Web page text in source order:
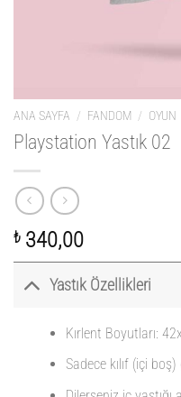
ANA SAYFA / FANDOM / OYUN
Playstation Yastık 02
₺ 340,00
Yastık Özellikleri
Kırlent Boyutları:
Sadece kılıf (içi